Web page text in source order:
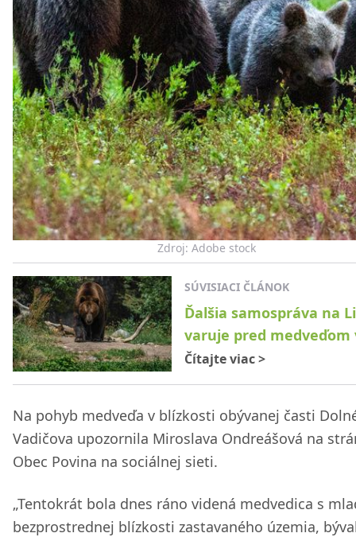
Zdroj: Adobe stock
SÚVISIACI ČLÁNOK
Ďalšia samospráva na
varuje pred medveďom
Čítajte viac>
Na pohyb medveďa v blízkosti obývanej časti
Vadičova upozornila Miroslava Ondreášová na
Obec Povina na sociálnej sieti.
„Tentokrát bola dnes ráno videná medvedica s
bezprostrednej blízkosti zastavaného územia,